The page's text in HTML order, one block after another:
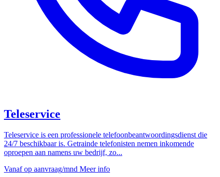
Teleservice
Teleservice is een professionele telefoonbeantwoordingsdienst die
24/7 beschikbaar is. Getrainde telefonisten nemen inkomende
oproepen aan namens uw bedrijf, zo...
Vanafop aanvraag/mnd Meer info